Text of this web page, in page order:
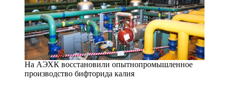
На АЭХК восстановили опытнопромышленное
производство бифторида калия